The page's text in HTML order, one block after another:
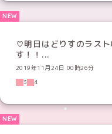
♡明日はどりすのラスト
す！！...
2019年11月24日 00時26分
3
4